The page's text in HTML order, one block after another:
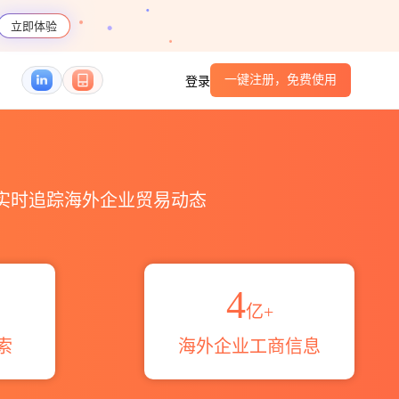
立即体验
登录 一键注册，免费使用
时追踪海外企业贸易动态
4亿+
海外企业工商信息